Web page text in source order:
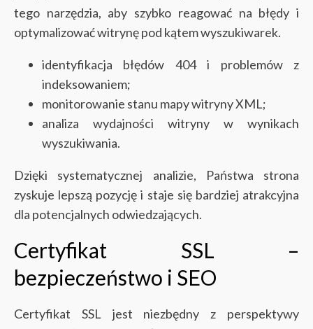
tego narzędzia, aby szybko reagować na błędy i
optymalizować witrynę pod kątem wyszukiwarek.
identyfikacja błędów 404 i problemów z
indeksowaniem;
monitorowanie stanu mapy witryny XML;
analiza wydajności witryny w wynikach
wyszukiwania.
Dzięki systematycznej analizie, Państwa strona
zyskuje lepszą pozycję i staje się bardziej atrakcyjna
dla potencjalnych odwiedzających.
Certyfikat SSL –
bezpieczeństwo i SEO
Certyfikat SSL jest niezbędny z perspektywy